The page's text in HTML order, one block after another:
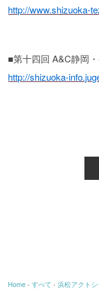
http://www.shizuoka-
■第十四回 A&C静岡
http://shizuoka-
Home ›すべて ›浜松アクト